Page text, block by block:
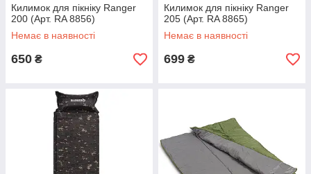
Килимок для пікніку Ranger
200 (Арт. RA 8856)
Немає в наявності
650 ₴
Килимок для пікніку Ranger
205 (Арт. RA 8865)
Немає в наявності
699 ₴